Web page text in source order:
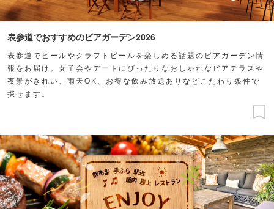
表参道でおすすめのビアガーデン2026
表参道でビールやクラフトビールを楽しめる話題のビアガーデン情
報をお届け。女子会やデートにぴったりなおしゃれなビアテラスや
夜景がきれい、雨天OK、お得な飲み放題ありなどこだわり条件で
探せます。